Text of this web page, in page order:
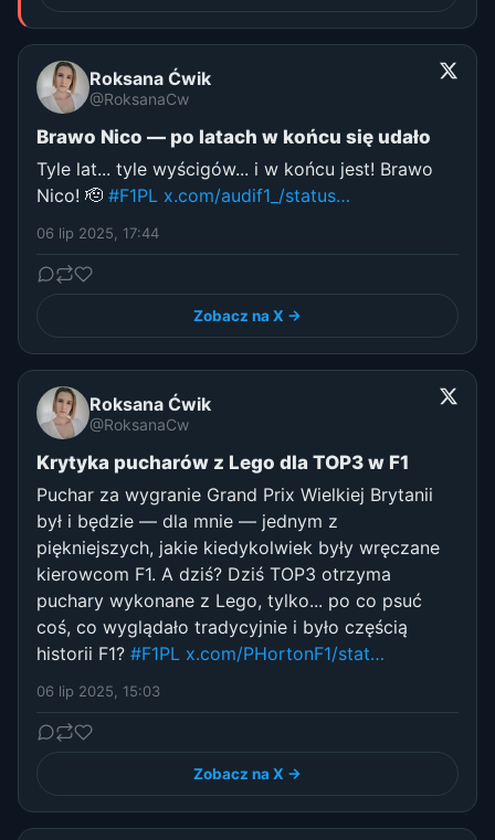
Roksana Ćwik
@RoksanaCw
Brawo Nico — po latach w końcu się udało
Tyle lat... tyle wyścigów... i w końcu jest! Brawo
Nico! 🫡 #F1PL x.com/audif1_/status…
06 lip 2025, 17:44
Zobacz na X →
Roksana Ćwik
@RoksanaCw
Krytyka pucharów z Lego dla TOP3 w F1
Puchar za wygranie Grand Prix Wielkiej Brytanii
był i będzie — dla mnie — jednym z
piękniejszych, jakie kiedykolwiek były wręczane
kierowcom F1. A dziś? Dziś TOP3 otrzyma
puchary wykonane z Lego, tylko... po co psuć
coś, co wyglądało tradycyjnie i było częścią
historii F1? #F1PL x.com/PHortonF1/stat…
06 lip 2025, 15:03
Zobacz na X →